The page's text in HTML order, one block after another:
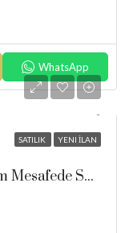
WhatsApp
SATILIK YENI İLAN
Girne/karşıyaka’da Denize 300m Mesafede Satılık Arazi